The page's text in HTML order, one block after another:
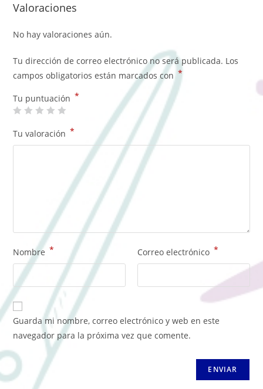
Valoraciones
No hay valoraciones aún.
Tu dirección de correo electrónico no será publicada. Los
campos obligatorios están marcados con *
Tu puntuación *
Tu valoración *
Nombre * Correo electrónico *
Guarda mi nombre, correo electrónico y web en este
navegador para la próxima vez que comente.